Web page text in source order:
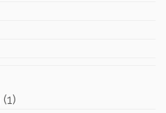
(1)